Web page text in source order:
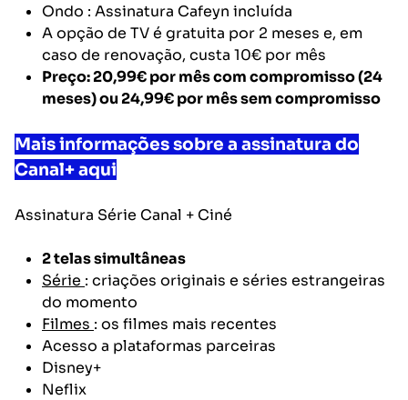
Ondo : Assinatura Cafeyn incluída
A opção de TV é gratuita por 2 meses e, em
caso de renovação, custa 10€ por mês
Preço: 20,99€por mês com compromisso (24
meses) ou24,99€por mês sem compromisso
Mais informações sobre a assinatura do
Canal+ aqui
Assinatura Série Canal + Ciné
2 telas simultâneas
Série : criações originais e séries estrangeiras
do momento
Filmes : os filmes mais recentes
Acesso a plataformas parceiras
Disney+
Neflix